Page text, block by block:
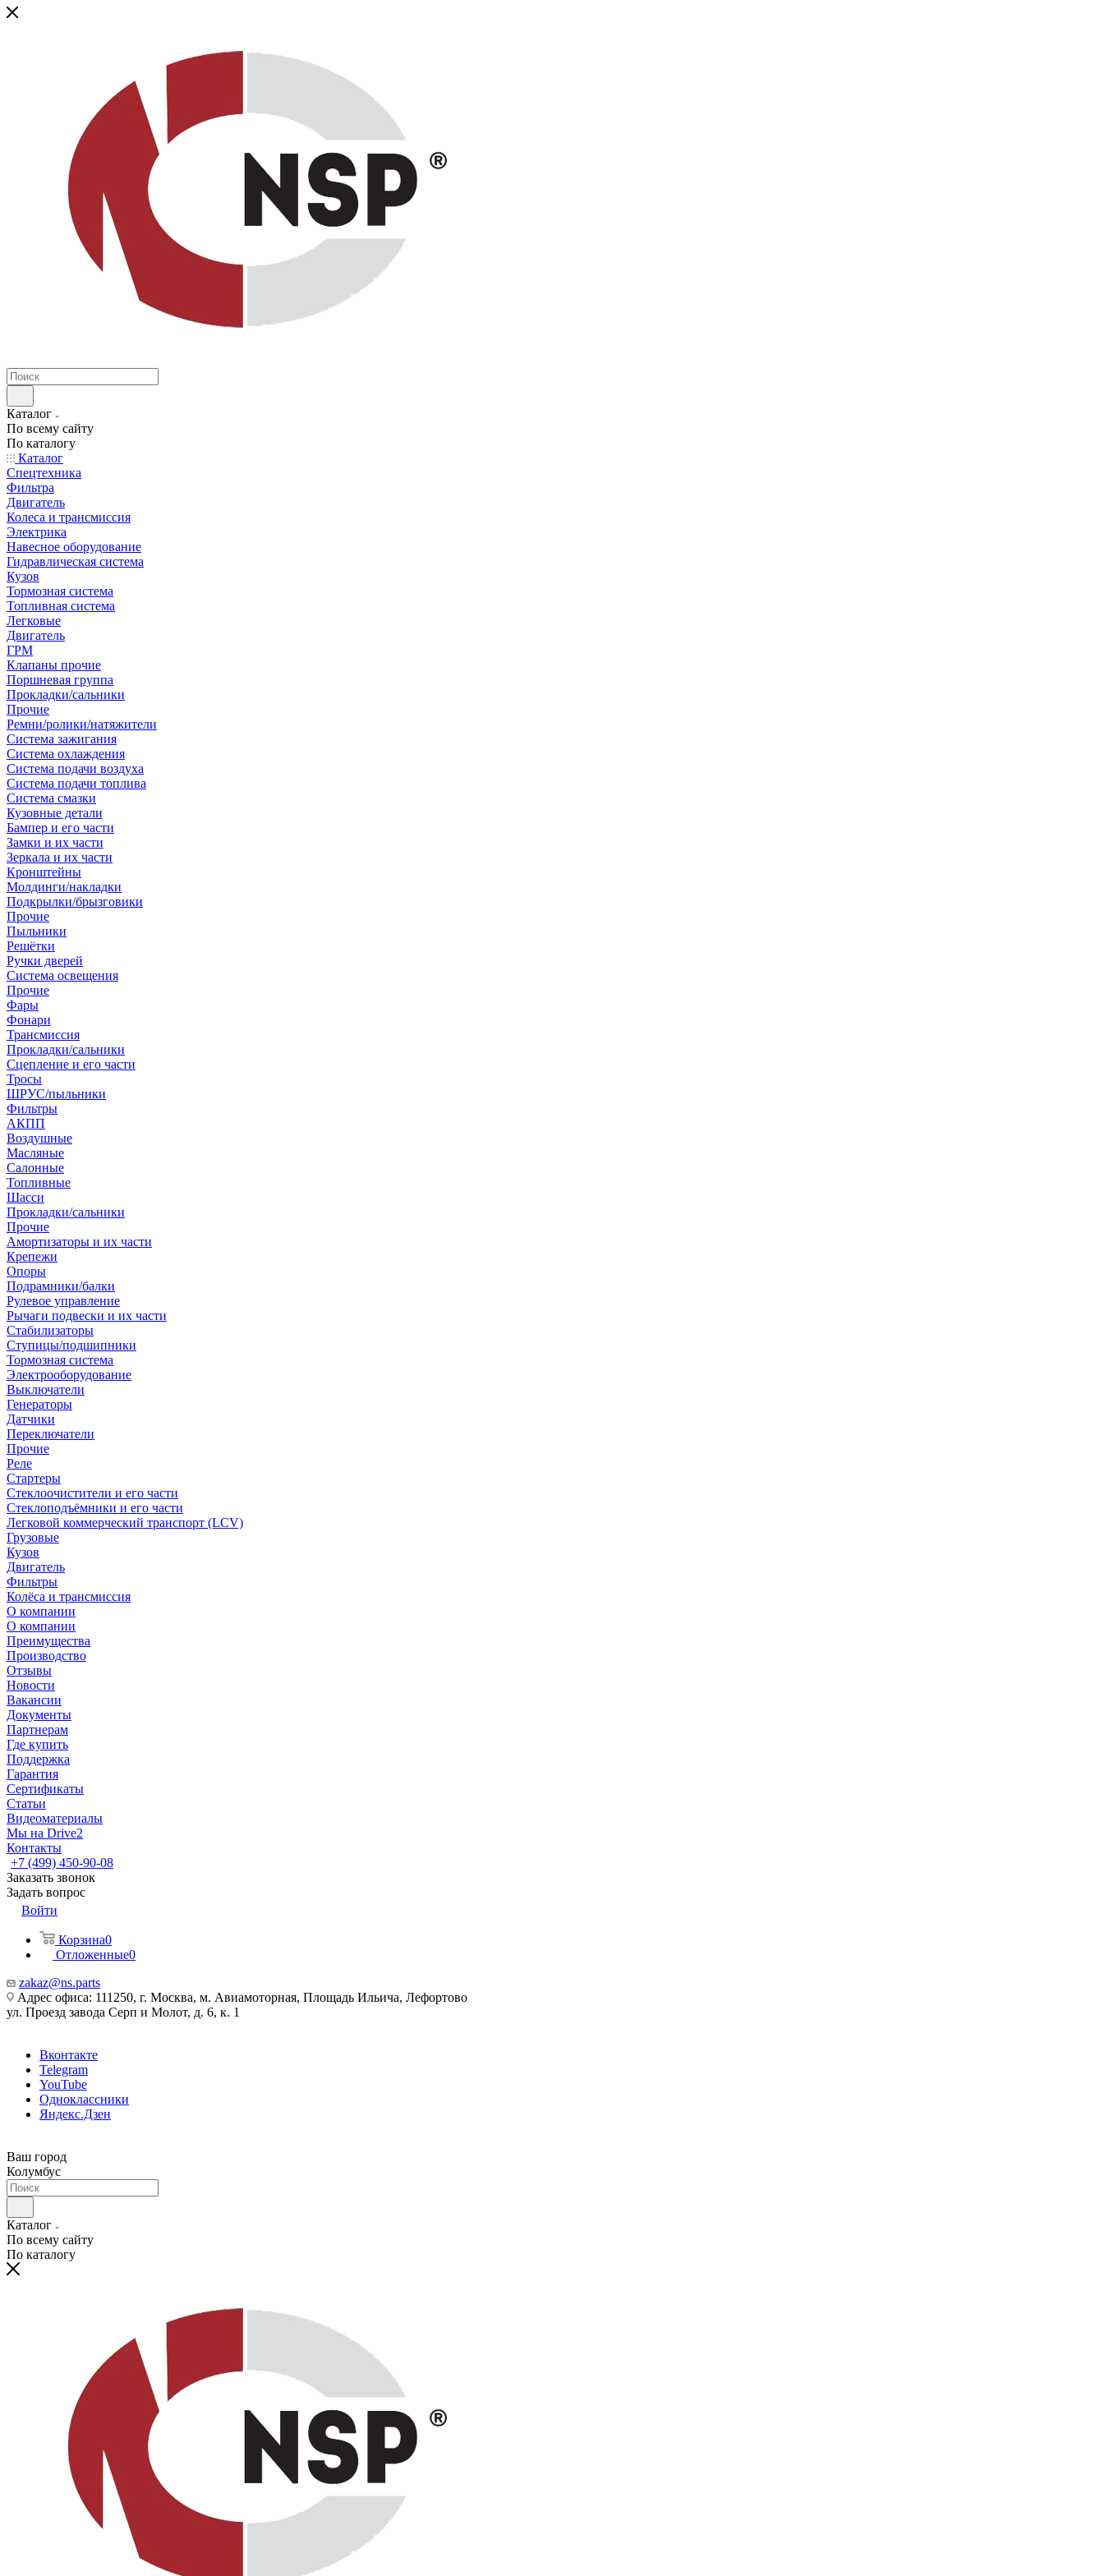
Каталог
По всему сайту
По каталогу
Каталог
Спецтехника
Фильтра
Двигатель
Колеса и трансмиссия
Электрика
Навесное оборудование
Гидравлическая система
Кузов
Тормозная система
Топливная система
Легковые
Двигатель
ГРМ
Клапаны прочие
Поршневая группа
Прокладки/сальники
Прочие
Ремни/ролики/натяжители
Система зажигания
Система охлаждения
Система подачи воздуха
Система подачи топлива
Система смазки
Кузовные детали
Бампер и его части
Замки и их части
Зеркала и их части
Кронштейны
Молдинги/накладки
Подкрылки/брызговики
Прочие
Пыльники
Решётки
Ручки дверей
Система освещения
Прочие
Фары
Фонари
Трансмиссия
Прокладки/сальники
Сцепление и его части
Тросы
ШРУС/пыльники
Фильтры
АКПП
Воздушные
Масляные
Салонные
Топливные
Шасси
Прокладки/сальники
Прочие
Амортизаторы и их части
Крепежи
Опоры
Подрамники/балки
Рулевое управление
Рычаги подвески и их части
Стабилизаторы
Ступицы/подшипники
Тормозная система
Электрооборудование
Выключатели
Генераторы
Датчики
Переключатели
Прочие
Реле
Стартеры
Стеклоочистители и его части
Стеклоподъёмники и его части
Легковой коммерческий транспорт (LCV)
Грузовые
Кузов
Двигатель
Фильтры
Колёса и трансмиссия
О компании
О компании
Преимущества
Производство
Отзывы
Новости
Вакансии
Документы
Партнерам
Где купить
Поддержка
Гарантия
Сертификаты
Статьи
Видеоматериалы
Мы на Drive2
Контакты
+7 (499) 450-90-08
Заказать звонок
Задать вопрос
Войти
Корзина0
Отложенные0
zakaz@ns.parts
Адрес офиса: 111250, г. Москва, м. Авиамоторная, Площадь Ильича, Лефортово
ул. Проезд завода Серп и Молот, д. 6, к. 1
Вконтакте
Telegram
YouTube
Одноклассники
Яндекс.Дзен
Ваш город
Колумбус
Каталог
По всему сайту
По каталогу